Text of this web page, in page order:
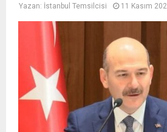
Yazan: İstanbul Temsilcisi 11 Kasım